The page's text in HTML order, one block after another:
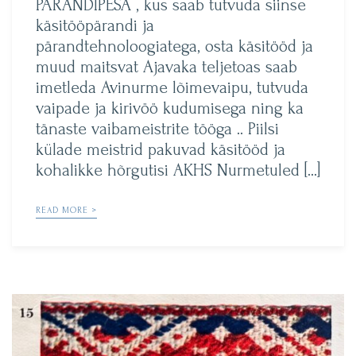
PÄRANDIPESA , kus saab tutvuda siinse
käsitööpärandi ja
pärandtehnoloogiatega, osta käsitööd ja
muud maitsvat Ajavaka teljetoas saab
imetleda Avinurme lõimevaipu, tutvuda
vaipade ja kirivöö kudumisega ning ka
tänaste vaibameistrite tööga .. Piilsi
külade meistrid pakuvad käsitööd ja
kohalikke hõrgutisi AKHS Nurmetuled […]
READ MORE >